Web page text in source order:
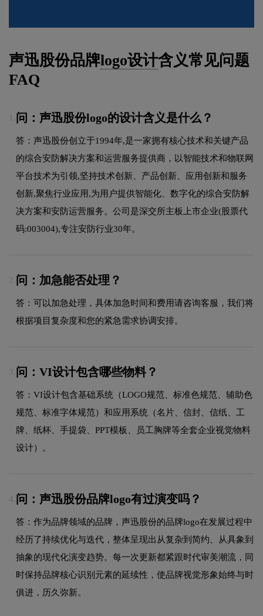
声迅股份品牌logo设计含义常见问题
FAQ
问：声迅股份logo的设计含义是什么？
答：声迅股份创立于1994年,是一家拥有核心技术和关键产品
的综合安防解决方案和运营服务提供商，以智能技术和物联网
平台技术为引领,坚持技术创新、产品创新、应用创新和服务
创新,聚焦行业应用,为用户提供智能化、数字化的综合安防解
决方案和安防运营服务。公司是深交所主板上市企业(股票代
码:003004),专注安防行业30年。
2. 问：加急能否处理？
答：可以加急处理，具体加急时间和费用请咨询客服，我们将
根据项目复杂度和您的紧急需求协调安排。
3. 问：VI设计包含哪些物料？
答：VI设计包含基础系统（LOGO规范、标准色规范、辅助色
规范、标准字体规范）和应用系统（名片、信封、信纸、工
牌、纸杯、手提袋、PPT模板、员工胸牌等全套企业视觉物料
设计）。
4. 问：声迅股份品牌logo有过演变吗？
答：作为品牌领域的品牌，声迅股份的品牌logo在发展过程中
经历了持续优化与迭代，整体呈现出从复杂到简约、从具象到
抽象的现代化演变趋势。每一次更新都紧跟时代审美潮流，同
时保持品牌核心识别元素的延续性，使品牌视觉形象始终与时
俱进，历久弥新。